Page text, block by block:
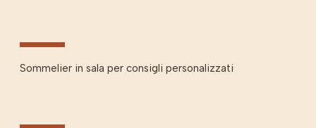
Sommelier in sala per consigli personalizzati